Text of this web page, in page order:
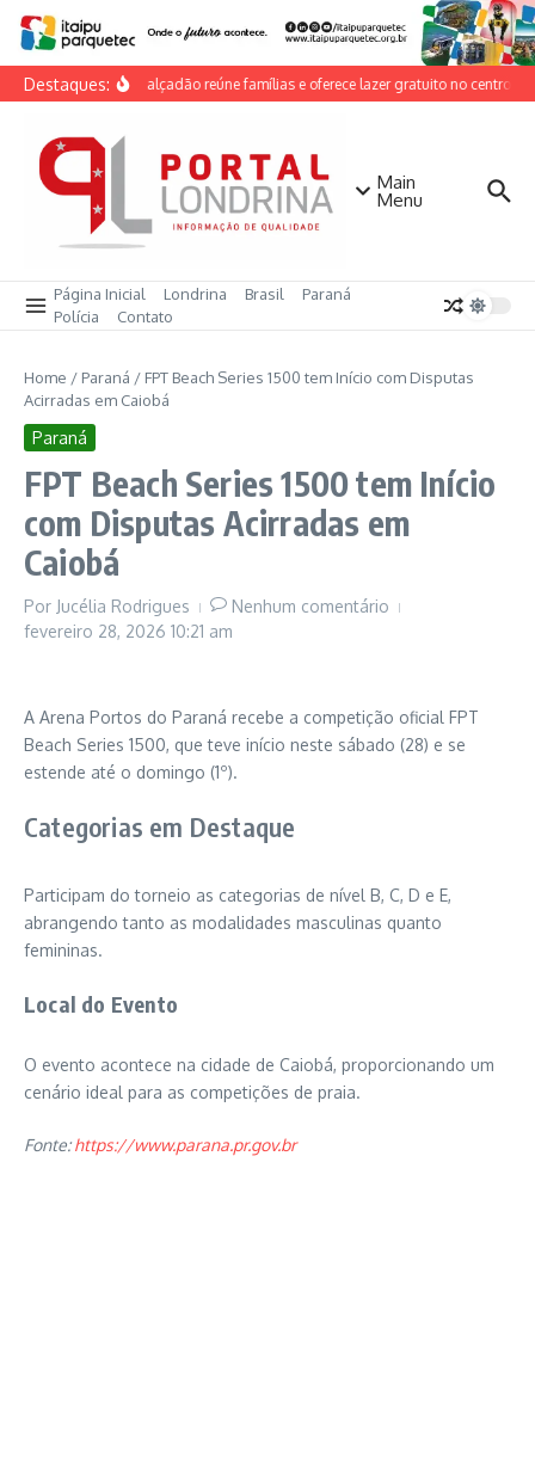
Ir para o conteúdo
Destaques:Dia do Calçadão reúne famílias e oferece lazer gratuito no centro de
Main
Menu
Página Inicial Londrina Brasil
Paraná
Polícia
Contato
Home / Paraná / FPT Beach Series 1500 tem Início com Disputas
Acirradas em Caiobá
Paraná
FPT Beach Series 1500 tem Início
com Disputas Acirradas em
Caiobá
Por Jucélia Rodrigues
Nenhum comentário
fevereiro 28, 2026 10:21 am
A Arena Portos do Paraná recebe a competição oficial FPT
Beach Series 1500, que teve início neste sábado (28) e se
estende até o domingo (1º).
Categorias em Destaque
Participam do torneio as categorias de nível B, C, D e E,
abrangendo tanto as modalidades masculinas quanto
femininas.
Local do Evento
O evento acontece na cidade de Caiobá, proporcionando um
cenário ideal para as competições de praia.
Fonte:https://www.parana.pr.gov.br